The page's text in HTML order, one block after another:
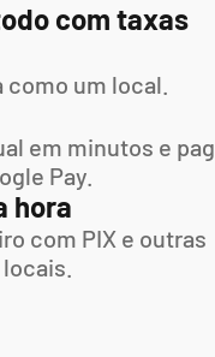
com taxas
como um local.
em minutos e
Pay.
hora
com PIX e outras